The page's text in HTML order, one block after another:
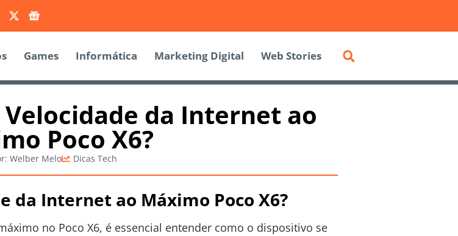
Games Informática Marketing Digital Web Stories
da Internet ao
Poco X6?
Welber Melo Dicas Tech
da Internet ao Máximo Poco X6?
no Poco X6, é essencial entender como o dispositivo se